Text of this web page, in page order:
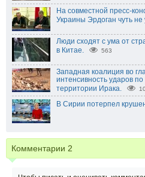
На совместной пресс-
Украины Эрдоган чуть не
Люди сходят с ума от
в Китае.
563
Западная коалиция во
интенсивность ударов
территории Ирака.
В Сирии потерпел
Комментарии 2